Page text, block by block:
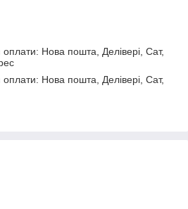
оплати: Нова пошта, Делівері, Сат,
оплати: Нова пошта, Делівері, Сат,